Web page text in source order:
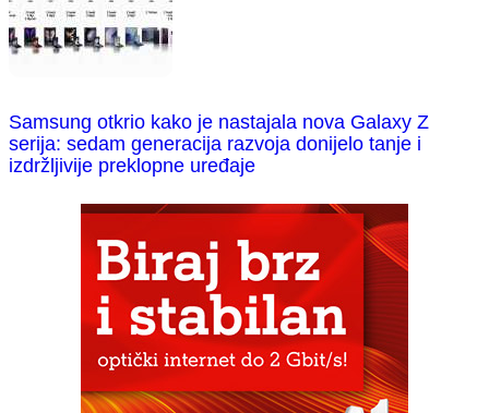
Samsung otkrio kako je nastajala nova Galaxy Z
serija: sedam generacija razvoja donijelo tanje i
izdržljivije preklopne uređaje